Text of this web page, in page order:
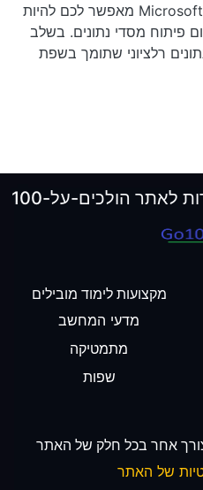
מתקדמים. פיתוח ב-Microsoft Access מאפשר לכם להיות
פיתוח מסדי נתונים. בשלב
רלציוני שתומך בשפת
מקצועות לימוד מובילים
מדעי המחשב
מתמטיקה
שפות
אחר בכל חלק של האתר
של האתר